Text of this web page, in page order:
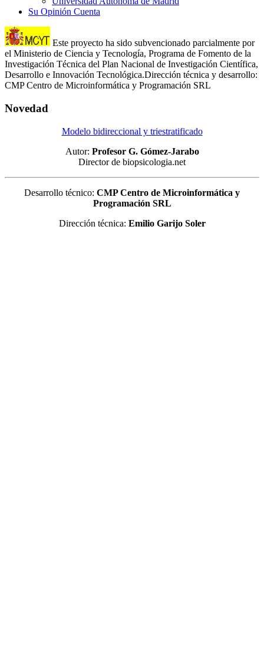
Su Opinión Cuenta
Este proyecto ha sido subvencionado parcialmente por
el Ministerio de Ciencia y Tecnología, Programa de Fomento de la
Investigación Técnica del Plan Nacional de Investigación Científica,
Desarrollo e Innovación Tecnológica.Dirección técnica y desarrollo:
CMP Centro de Microinformática y Programación SRL
Novedad
Modelo bidireccional y triestratificado
Autor: Profesor G. Gómez-Jarabo
Director de biopsicologia.net
Desarrollo técnico: CMP Centro de Microinformática y
Programación SRL
Dirección técnica: Emilio Garijo Soler